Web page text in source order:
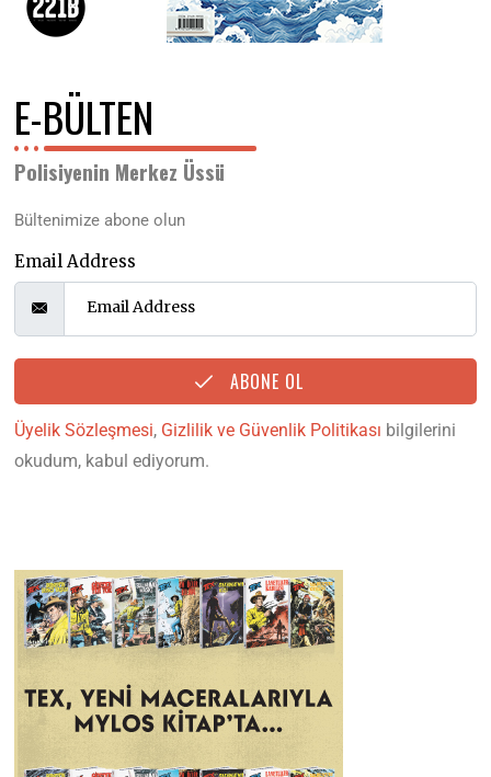
E-BÜLTEN
Polisiyenin Merkez Üssü
Bültenimize abone olun
Email Address
ABONE OL
Üyelik Sözleşmesi, Gizlilik ve Güvenlik Politikası bilgilerini
okudum, kabul ediyorum.